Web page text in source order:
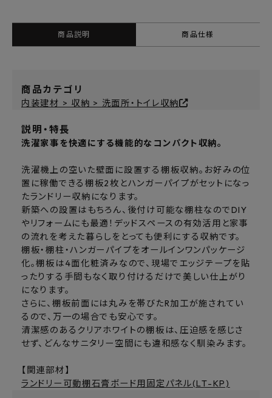
商品説明 商品仕様
商品カテゴリ
内装建材 > 収納 > 洗面所・トイレ収納
説明・特長
洗濯家事を快適にする機能的なコンパクト収納。
洗濯機上の空いた壁面に設置する棚板収納。お好みの位
置に稼働できる棚板2枚とハンガーパイプがセットになっ
たランドリー収納になります。
新築への設置はもちろん、後付け可能な棚柱なのでDIY
やリフォームにも最適！デッドスペースの有効活用と家事
の流れを考えた暮らしをとっても便利にする収納です。
棚板・棚柱・ハンガーパイプをオールインワンパッケージ
化。棚板は4面化粧済みなので、現場でエッジテープを貼
ったりする手間もなく取り付けるだけで美しい仕上がり
になります。
さらに、棚板前面には丸みを帯びたR加工が施されてい
るので、万一の場合でも安心です。
清潔感のあるクリアホワイトの棚板は、圧迫感を感じさ
せず、どんなサニタリー空間にも違和感なく馴染みます。
【関連部材】
ランドリー可動棚石膏ボード用固定パネル(LT-KP)